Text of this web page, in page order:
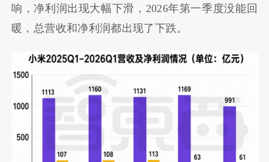
响，净利润出现大幅下滑，2026年第一季度没能回
暖，总营收和净利润都出现了下跌。